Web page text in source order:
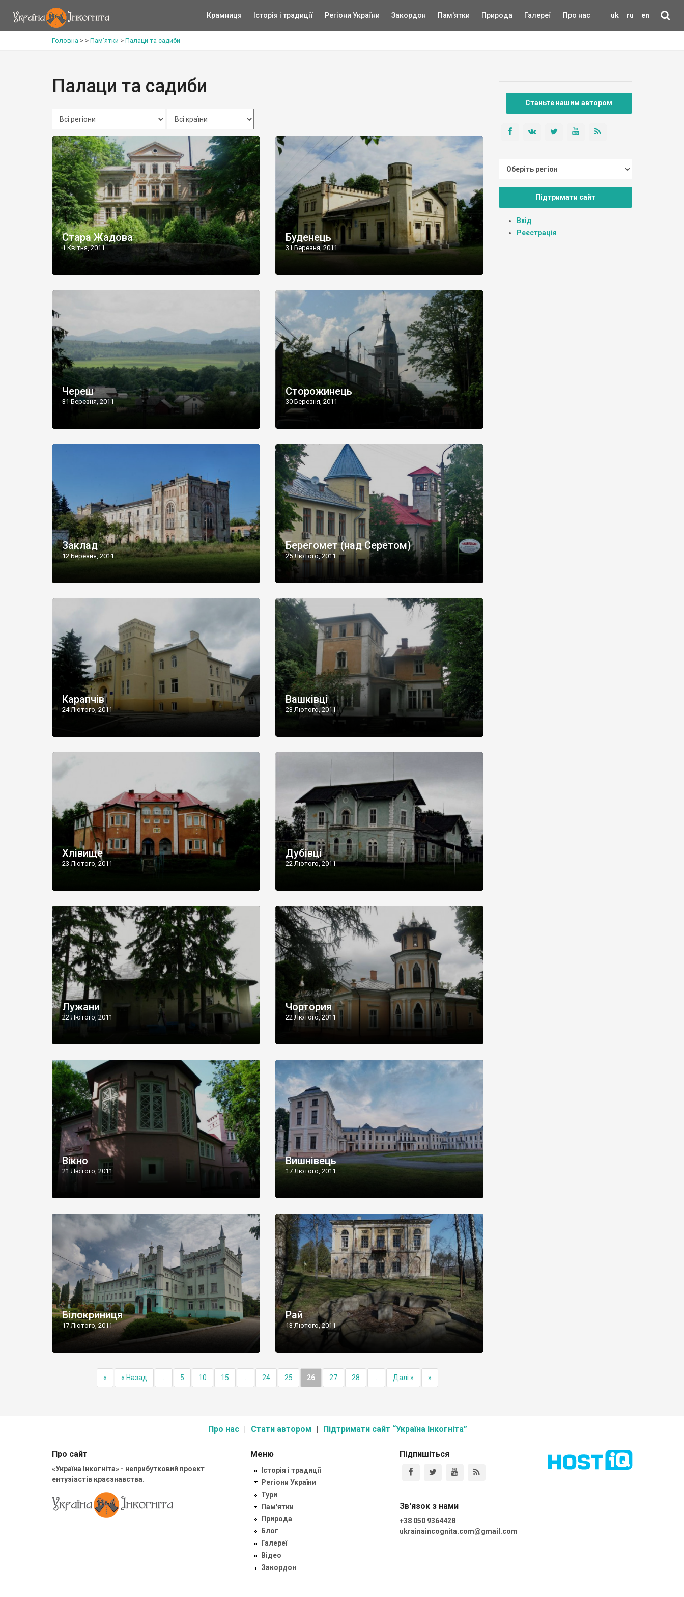
uk ru en
Крамниця Історія і традиції Регіони України Закордон Пам'ятки Природа Галереї Про нас
Головна > > Пам'ятки > Палаци та садиби
Палаци та садиби
Стара Жадова
1 Квітня, 2011
Буденець
31 Березня, 2011
Череш
31 Березня, 2011
Сторожинець
30 Березня, 2011
Заклад
12 Березня, 2011
Берегомет (над Серетом)
25 Лютого, 2011
Карапчів
24 Лютого, 2011
Вашківці
23 Лютого, 2011
Хлівище
23 Лютого, 2011
Дубівці
22 Лютого, 2011
Лужани
22 Лютого, 2011
Чортория
22 Лютого, 2011
Вікно
21 Лютого, 2011
Вишнівець
17 Лютого, 2011
Білокриниця
17 Лютого, 2011
Рай
13 Лютого, 2011
« « Назад 5 10 15 24 25 26 27 28 Далі » »
Станьте нашим автором
Підтримати сайт
Вхід
Реєстрація
Про нас Стати автором Підтримати сайт “Україна Інкогніта”
Про сайт
«Україна Інкогніта» - неприбутковий проект
ентузіастів краєзнавства.
Меню
Історія і традиції
Регіони України
Тури
Пам'ятки
Природа
Блог
Галереї
Відео
Закордон
Підпишіться
Зв'язок з нами
+38 050 9364428
ukrainaincognita.com@gmail.com